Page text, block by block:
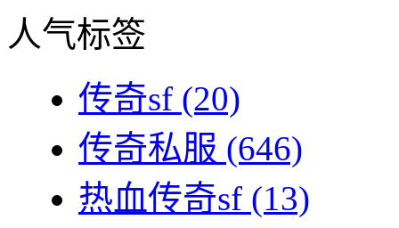
人气标签
传奇sf (20)
传奇私服 (646)
热血传奇sf (13)